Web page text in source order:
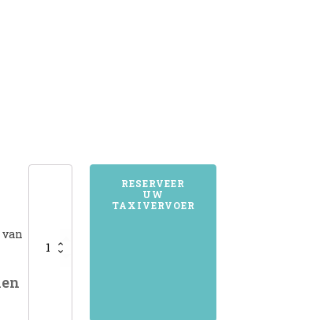
4903OOSTERHOUT
RESERVEER
UW
TAXIVERVOER